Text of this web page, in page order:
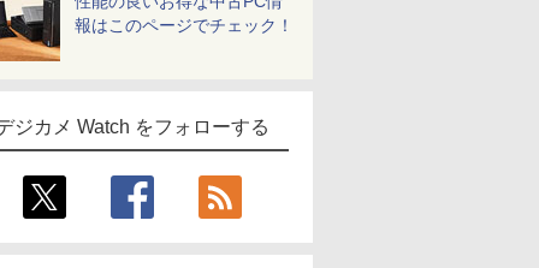
報はこのページでチェック！
ジカメ Watch をフォローする